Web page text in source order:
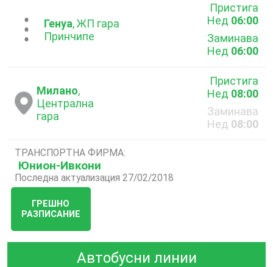
...Генуа, ЖП гара
Принчипе
Пристига
Нед 06:00
Заминава
Нед 06:00
Милано,
Централна
гара
Пристига
Нед 08:00
Заминава
Нед 08:00
ТРАНСПОРТНА ФИРМА:
Юнион-Ивкони
Последна актуализация 27/02/2018
ГРЕШНО
РАЗПИСАНИЕ
Автобусни линии